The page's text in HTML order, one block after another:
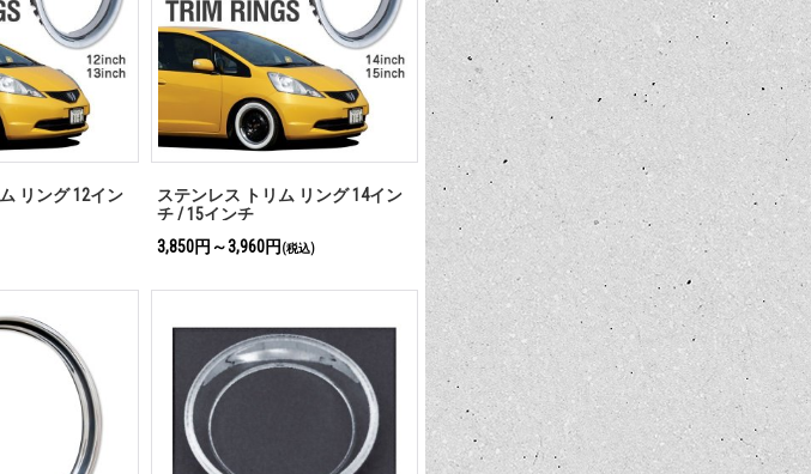
リング 12イン
ステンレス トリム リング 14イン
チ / 15インチ
3,850円～3,960円 (税込)